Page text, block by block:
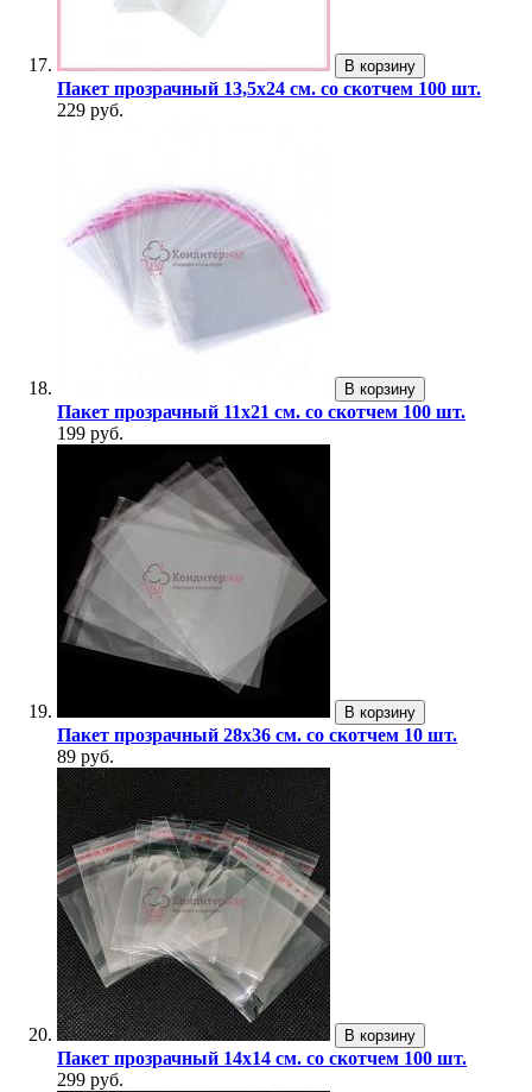
В корзину
Пакет прозрачный 13,5х24 см. со скотчем 100 шт.
229 руб.
В корзину
Пакет прозрачный 11х21 см. со скотчем 100 шт.
199 руб.
В корзину
Пакет прозрачный 28х36 см. со скотчем 10 шт.
89 руб.
В корзину
Пакет прозрачный 14х14 см. со скотчем 100 шт.
299 руб.